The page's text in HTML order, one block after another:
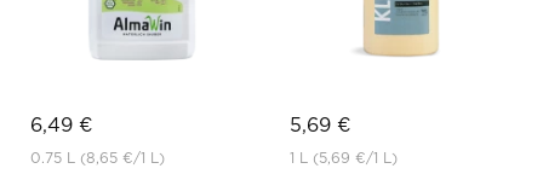
6,49 €
0.75 L (8,65 €/1 L)
5,69 €
1 L (5,69 €/1 L)